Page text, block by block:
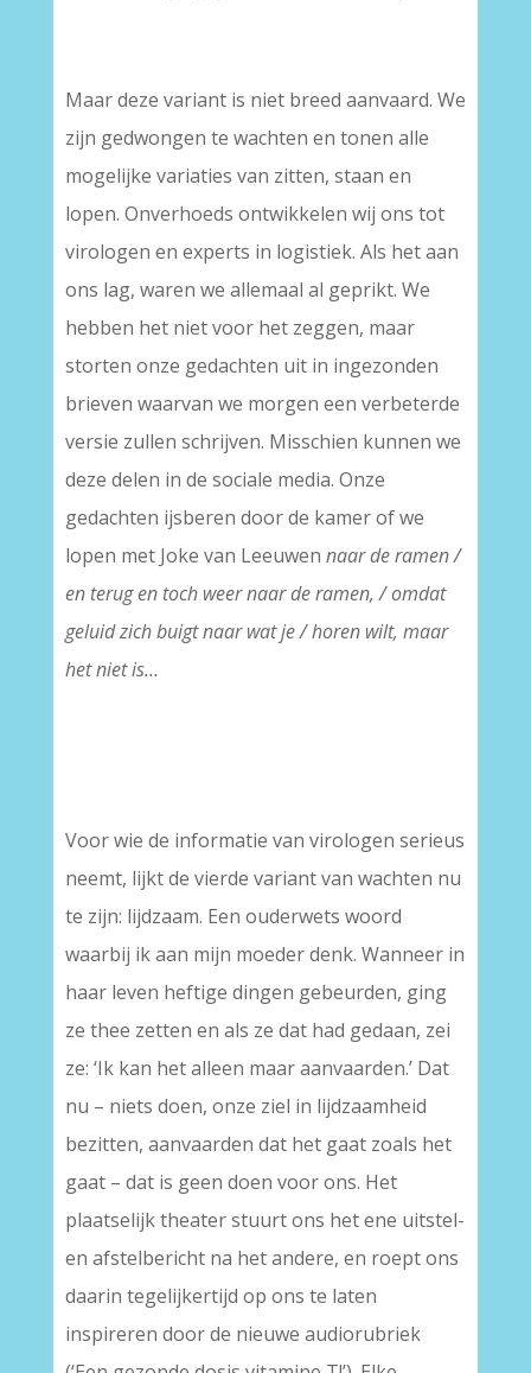
Maar deze variant is niet breed aanvaard. We
zijn gedwongen te wachten en tonen alle
mogelijke variaties van zitten, staan en
lopen. Onverhoeds ontwikkelen wij ons tot
virologen en experts in logistiek. Als het aan
ons lag, waren we allemaal al geprikt. We
hebben het niet voor het zeggen, maar
storten onze gedachten uit in ingezonden
brieven waarvan we morgen een verbeterde
versie zullen schrijven. Misschien kunnen we
deze delen in de sociale media. Onze
gedachten ijsberen door de kamer of we
lopen met Joke van Leeuwen naar de ramen /
en terug en toch weer naar de ramen, / omdat
geluid zich buigt naar wat je / horen wilt, maar
het niet is…
Voor wie de informatie van virologen serieus
neemt, lijkt de vierde variant van wachten nu
te zijn: lijdzaam. Een ouderwets woord
waarbij ik aan mijn moeder denk. Wanneer in
haar leven heftige dingen gebeurden, ging
ze thee zetten en als ze dat had gedaan, zei
ze: ‘Ik kan het alleen maar aanvaarden.’ Dat
nu – niets doen, onze ziel in lijdzaamheid
bezitten, aanvaarden dat het gaat zoals het
gaat – dat is geen doen voor ons. Het
plaatselijk theater stuurt ons het ene uitstel-
en afstelbericht na het andere, en roept ons
daarin tegelijkertijd op ons te laten
inspireren door de nieuwe audiorubriek